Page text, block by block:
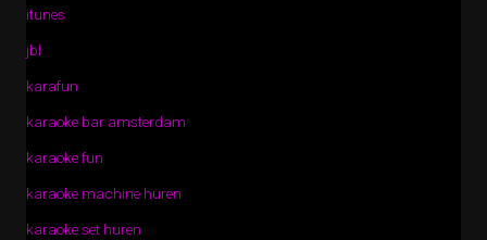
itunes
jbl
karafun
karaoke bar amsterdam
karaoke fun
karaoke machine huren
karaoke set huren